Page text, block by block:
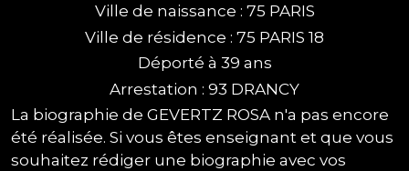
Ville de naissance : 75 PARIS
Ville de résidence : 75 PARIS 18
Déporté à 39 ans
Arrestation : 93 DRANCY
La biographie de GEVERTZ ROSA n'a pas encore
été réalisée. Si vous êtes enseignant et que vous
souhaitez rédiger une biographie avec vos